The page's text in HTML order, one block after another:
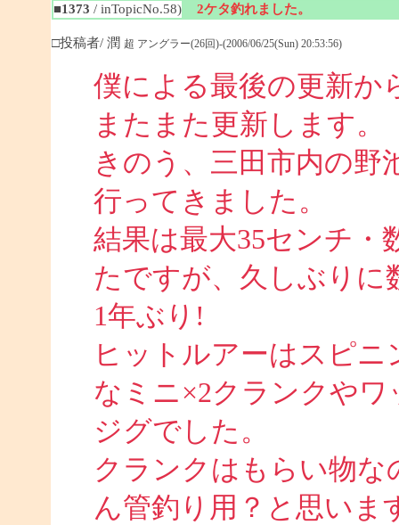
■1373 / inTopicNo.58) 2ケタ釣れました。
□投稿者/ 潤 超 アングラー(26回)-(2006/06/25(Sun) 20:53:56)
僕による最後の更新か
またまた更新します。
きのう、三田市内の野
行ってきました。
結果は最大35センチ・
たですが、久しぶりに
1年ぶり!
ヒットルアーはスピ
なミニ×2クランクや
ジグでした。
クランクはもらい物
ん管釣り用？と思いま